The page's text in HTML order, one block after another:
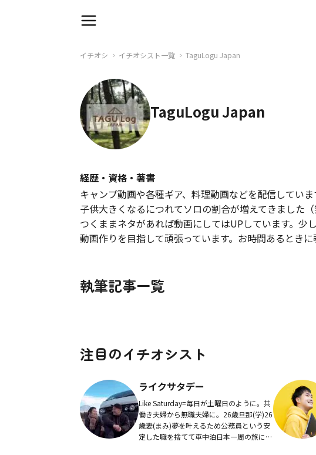
イチオシ イチオシスト一覧 TaguLogu Japan
TaguLogu Japan
経歴・資格・著書
キャンプ動画や各種ギア、料理動画などを配信してい
子供大きくなるにつれてソロの割合が増えてきました
つくままネタがあれば動画にしてはUPしています。少
動画作りを目指して頑張っています。お時間あるとき
執筆記事一覧
注目のイチオシスト
ライクサタデー
Like Saturday=毎日が土曜日のように。共
働き夫婦から無職夫婦に。26歳旦那(学)26
歳妻(まみ)夢を叶えるため公務員という安
定した職を捨てて車中泊日本一周の旅に出